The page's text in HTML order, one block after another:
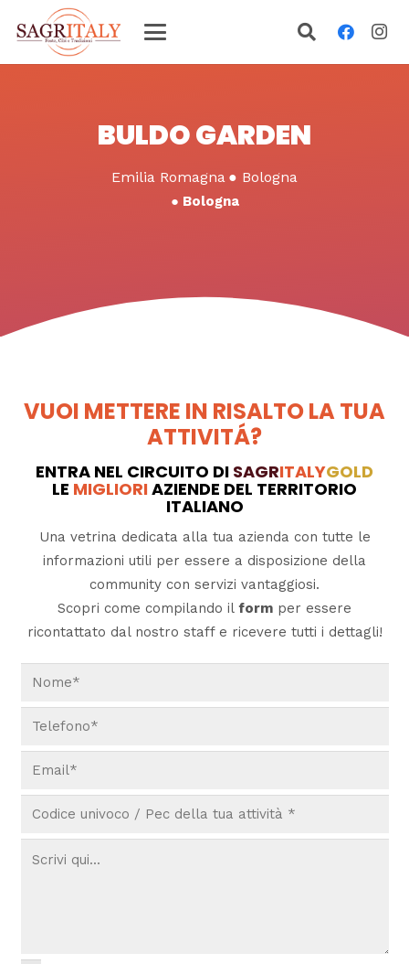
BULDO GARDEN
Emilia Romagna ● Bologna
● Bologna
VUOI METTERE IN RISALTO LA TUA
ATTIVITÁ?
ENTRA NEL CIRCUITO DI SAGRITALYGOLD
LE MIGLIORIAZIENDE DEL TERRITORIO
ITALIANO
Una vetrina dedicata alla tua azienda con tutte le
informazioni utili per essere a disposizione della
community con servizi vantaggiosi.
Scopri come compilando il form per essere
ricontattato dal nostro staff e ricevere tutti i dettagli!